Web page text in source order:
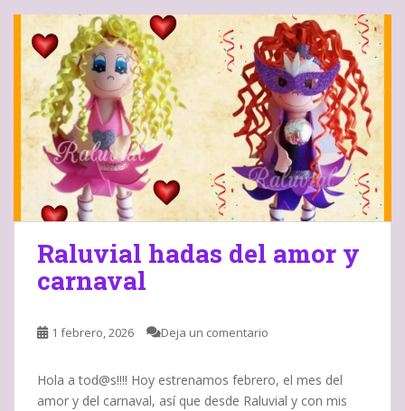
Raluvial hadas del amor y
carnaval
1 febrero, 2026 Deja un comentario
Hola a tod@s!!!! Hoy estrenamos febrero, el mes del
amor y del carnaval, así que desde Raluvial y con mis